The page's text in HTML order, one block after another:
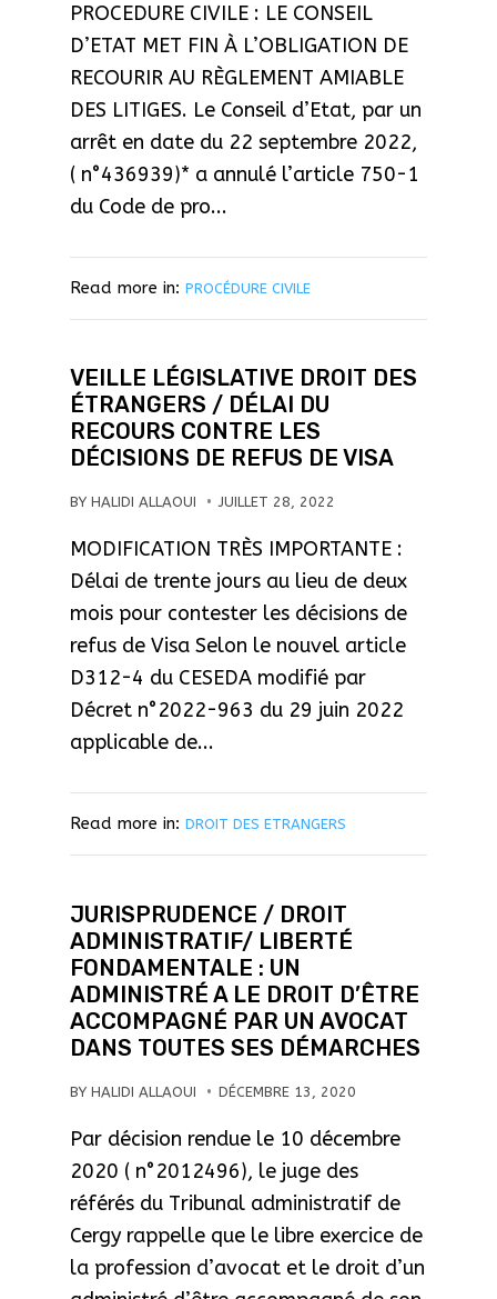
PROCEDURE CIVILE : LE CONSEIL
D’ETAT MET FIN À L’OBLIGATION DE
RECOURIR AU RÈGLEMENT AMIABLE
DES LITIGES. Le Conseil d’Etat, par un
arrêt en date du 22 septembre 2022,
( n°436939)* a annulé l’article 750-1
du Code de pro...
Read more in: PROCÉDURE CIVILE
VEILLE LÉGISLATIVE DROIT DES
ÉTRANGERS / DÉLAI DU
RECOURS CONTRE LES
DÉCISIONS DE REFUS DE VISA
BY HALIDI ALLAOUI JUILLET 28, 2022
MODIFICATION TRÈS IMPORTANTE :
Délai de trente jours au lieu de deux
mois pour contester les décisions de
refus de Visa Selon le nouvel article
D312-4 du CESEDA modifié par
Décret n°2022-963 du 29 juin 2022
applicable de...
Read more in: DROIT DES ETRANGERS
JURISPRUDENCE / DROIT
ADMINISTRATIF/ LIBERTÉ
FONDAMENTALE : UN
ADMINISTRÉ A LE DROIT D’ÊTRE
ACCOMPAGNÉ PAR UN AVOCAT
DANS TOUTES SES DÉMARCHES
BY HALIDI ALLAOUI DÉCEMBRE 13, 2020
Par décision rendue le 10 décembre
2020 ( n°2012496), le juge des
référés du Tribunal administratif de
Cergy rappelle que le libre exercice de
la profession d’avocat et le droit d’un